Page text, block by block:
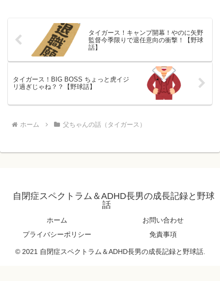
タイガース！キャンプ開幕！やのに矢野
監督今季限りで退任意向の衝撃！【野球
話】
タイガース！BIG BOSS ちょっと虎イジ
リ過ぎじゃね？？【野球話】
ホーム 父ちゃんの話（タイガース）
自閉症スペクトラム＆ADHD長男の成長記録と野球
話
ホーム
お問い合わせ
プライバシーポリシー
免責事項
© 2021 自閉症スペクトラム＆ADHD長男の成長記録と野球話.